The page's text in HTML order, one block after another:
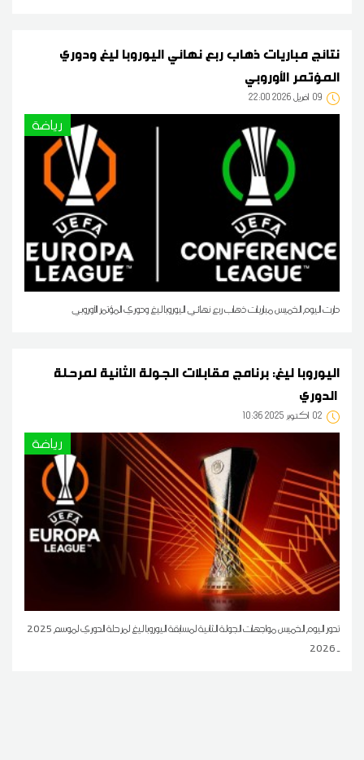
نتائج مباريات ذهاب ربع نهائي اليوروبا ليغ ودوري
المؤتمر الأوروبي
09 22:00 2026 أفريل
رياضة
دارت اليوم الخميس مباريات ذهاب ربع نهائي اليوروبا ليغ ودوري المؤتمر الأوروبي
اليوروبا ليغ: برنامج مقابلات الجولة الثانية لمرحلة
02 10:36 2025 أكتوبر
رياضة
تدور اليوم الخميس مواجهات الجولة الثانية لمسابقة اليوروبا ليغ لمرحلة الدوري لموسم 2025
ـ 2026